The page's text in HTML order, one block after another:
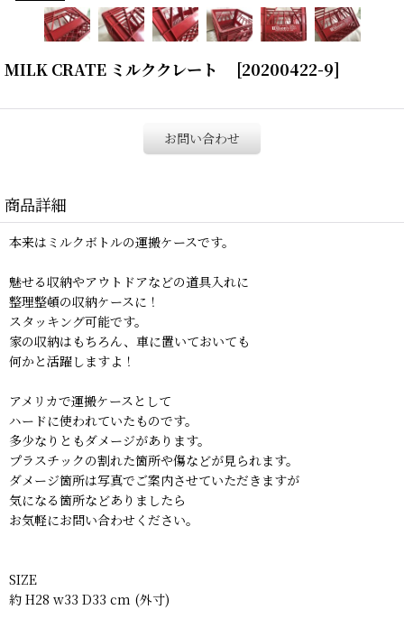
MILK CRATE ミルククレート [20200422-9]
お問い合わせ
商品詳細
本来はミルクボトルの運搬ケースです。
魅せる収納やアウトドアなどの道具入れに
整理整頓の収納ケースに！
スタッキング可能です。
家の収納はもちろん、車に置いておいても
何かと活躍しますよ！
アメリカで運搬ケースとして
ハードに使われていたものです。
多少なりともダメージがあります。
プラスチックの割れた箇所や傷などが見られます。
ダメージ箇所は写真でご案内させていただきますが
気になる箇所などありましたら
お気軽にお問い合わせください。
SIZE
約 H28 w33 D33 cm (外寸)